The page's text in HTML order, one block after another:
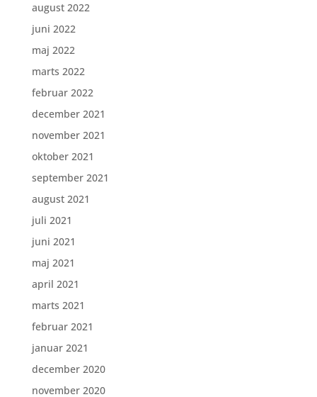
august 2022
juni 2022
maj 2022
marts 2022
februar 2022
december 2021
november 2021
oktober 2021
september 2021
august 2021
juli 2021
juni 2021
maj 2021
april 2021
marts 2021
februar 2021
januar 2021
december 2020
november 2020